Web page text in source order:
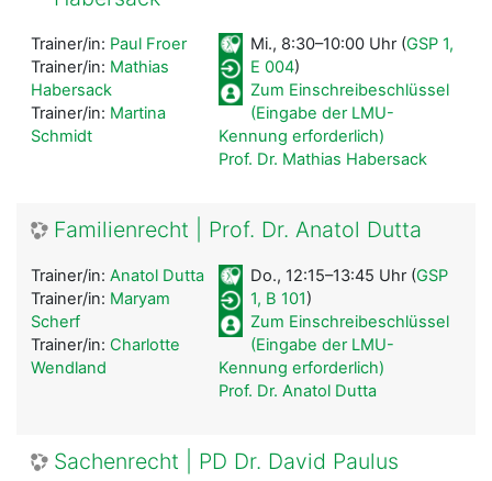
Mi., 8:30–10:00 Uhr (GSP 1,
E 004)
Zum Einschreibeschlüssel
(Eingabe der LMU-
Kennung erforderlich)
Prof. Dr. Mathias Habersack
Trainer/in: Paul Froer
Trainer/in: Mathias
Habersack
Trainer/in: Martina
Schmidt
Familienrecht | Prof. Dr. Anatol Dutta
Do., 12:15–13:45 Uhr (GSP
1, B 101)
Zum Einschreibeschlüssel
(Eingabe der LMU-
Kennung erforderlich)
Prof. Dr. Anatol Dutta
Trainer/in: Anatol Dutta
Trainer/in: Maryam
Scherf
Trainer/in: Charlotte
Wendland
Sachenrecht | PD Dr. David Paulus